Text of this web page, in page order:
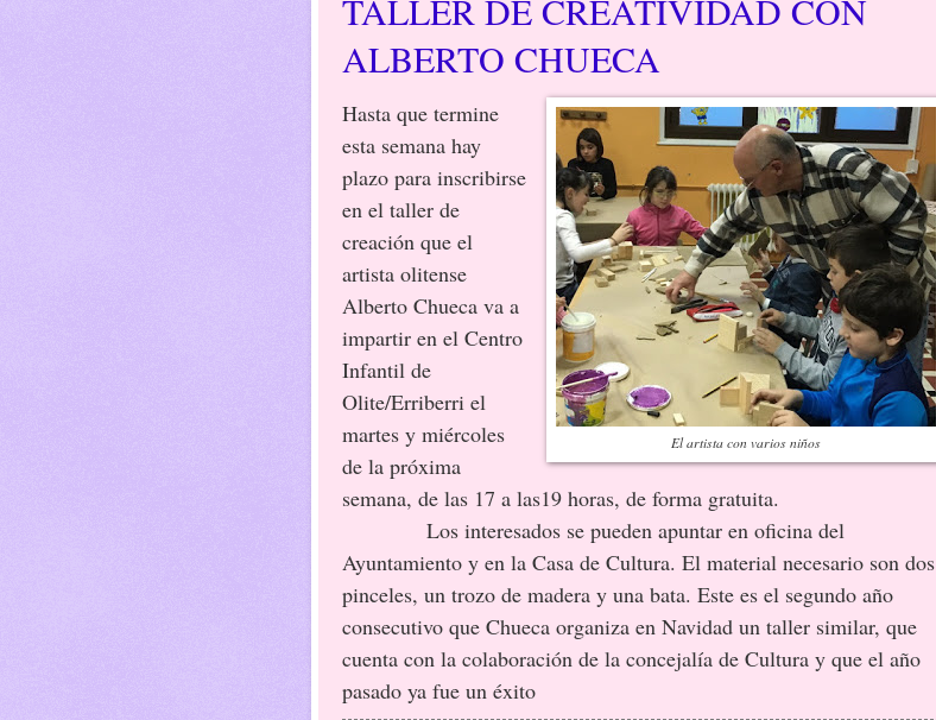
TALLER DE CREATIVIDAD CON
ALBERTO CHUECA
El artista con varios niños
Hasta que termine
esta semana hay
plazo para inscribirse
en el taller de
creación que el
artista olitense
Alberto Chueca va a
impartir en el Centro
Infantil de
Olite/Erriberri el
martes y miércoles
de la próxima
semana, de las 17 a las19 horas, de forma gratuita.
Los interesados se pueden apuntar en oficina del
Ayuntamiento y en la Casa de Cultura. El material necesario son dos
pinceles, un trozo de madera y una bata. Este es el segundo año
consecutivo que Chueca organiza en Navidad un taller similar, que
cuenta con la colaboración de la concejalía de Cultura y que el año
pasado ya fue un éxito